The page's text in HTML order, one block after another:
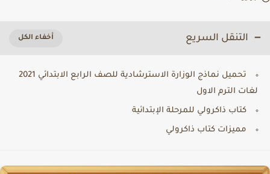
التنقل السريع
تحميل نماذج الوزارة الاسترشادية للصف الرابع الابتدائي 2021
لغات الترم الاول
كتاب ذاكرولي للمرحلة الإبتدائية
مميزات كتاب ذاكرولي